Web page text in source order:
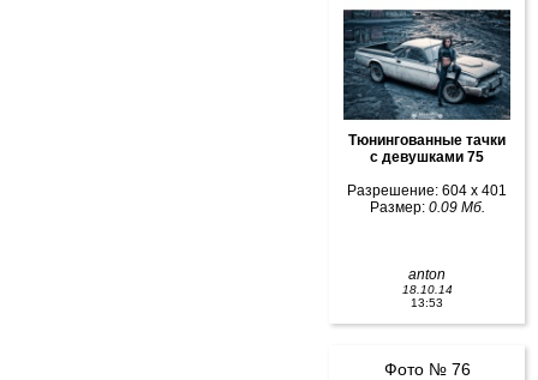
Тюнингованные тачки
с девушками 75
Разрешение: 604 x 401
Размер: 0.09 Мб.
anton
18.10.14
13:53
Фото № 76